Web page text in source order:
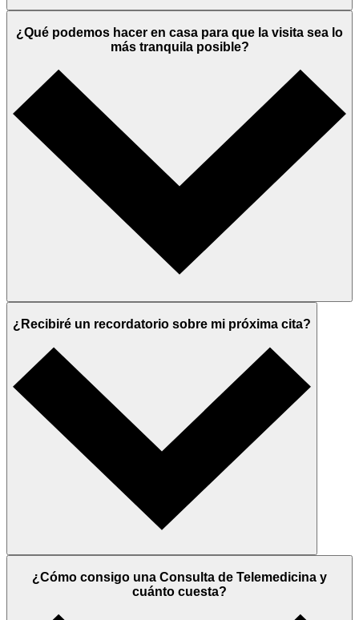
¿Qué podemos hacer en casa para que la visita sea lo
más tranquila posible?
¿Recibiré un recordatorio sobre mi próxima cita?
¿Cómo consigo una Consulta de Telemedicina y
cuánto cuesta?